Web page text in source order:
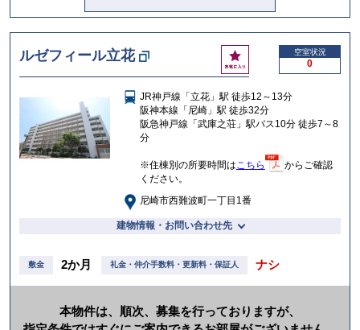
ルゼフィール立花
お
気
入
り
空室状況
0
JR神戸線「立花」駅 徒歩12～13分
阪神本線「尼崎」駅 徒歩32分
阪急神戸線「武庫之荘」駅バス10分 徒歩7～8
分
※住棟別の所要時間は こちら
からご確認
ください。
尼崎市西難波町一丁目1番
建物情報・お問い合わせ先
敷金 2か月 礼金・仲介手数料・更新料・保証人 ナシ
本物件は、順次、募集を行っておりますが、